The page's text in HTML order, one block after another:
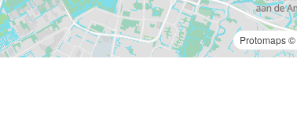
Protomaps©